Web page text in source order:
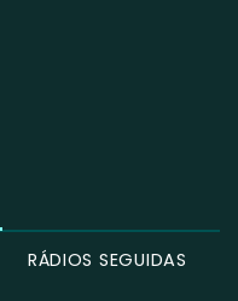
RÁDIOS SEGUIDAS